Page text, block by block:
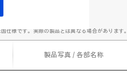
仕様です。実際の製品とは異なる場合があります。
製品写真 / 各部名称